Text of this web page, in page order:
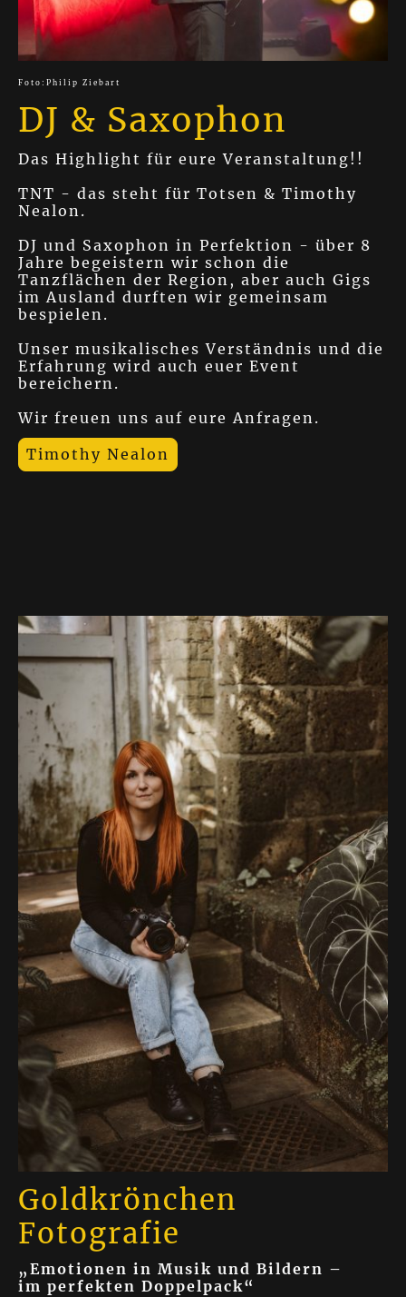
DJ & Saxophon
Foto:Philip Ziebart
Das Highlight für eure Veranstaltung!!
TNT - das steht für Totsen & Timothy
Nealon.
DJ und Saxophon in Perfektion - über 8
Jahre begeistern wir schon die
Tanzflächen der Region, aber auch Gigs
im Ausland durften wir gemeinsam
bespielen.
Unser musikalisches Verständnis und die
Erfahrung wird auch euer Event
bereichern.
Wir freuen uns auf eure Anfragen.
Timothy Nealon
Goldkrönchen
Fotografie
„Emotionen in Musik und Bildern –
im perfekten Doppelpack“